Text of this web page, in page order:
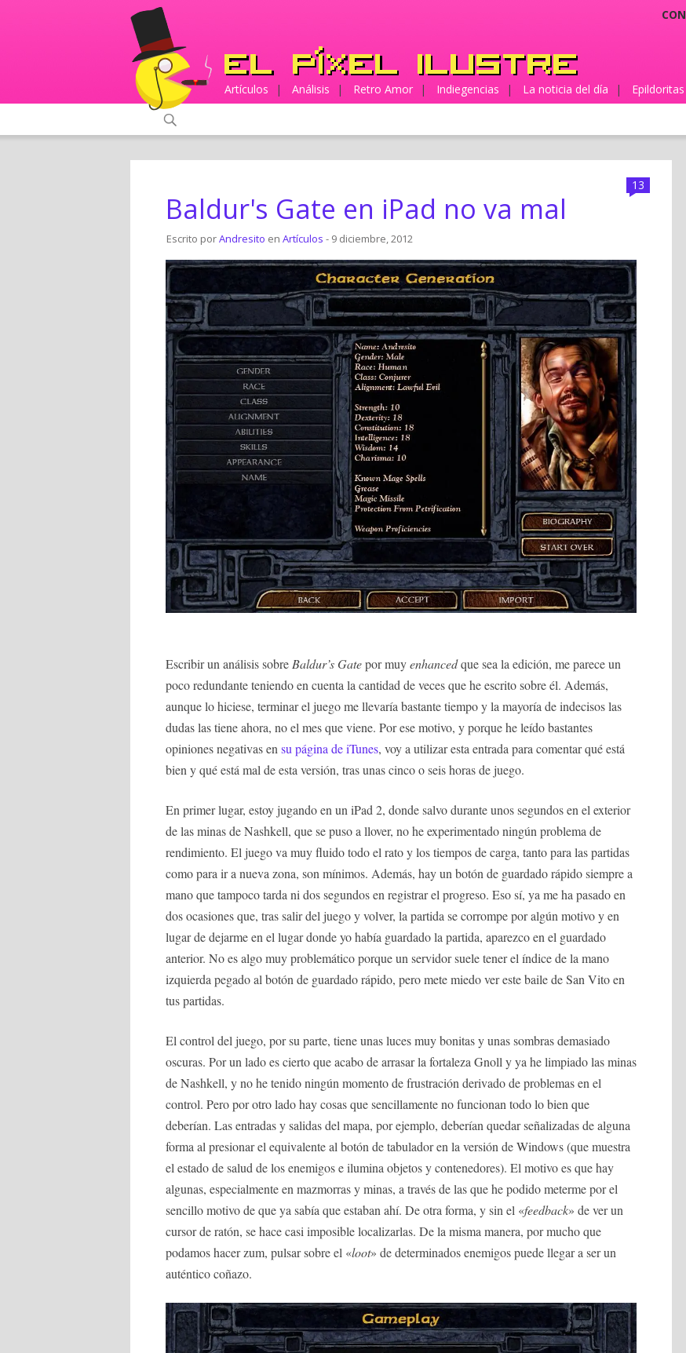
Artículos | Análisis | Retro Amor | Indiegencias | La noticia del día | Epildoritas
13
Baldur's Gate en iPad no va mal
Escrito porAndresito en Artículos - 9 diciembre, 2012
Escribir un análisis sobre Baldur’s Gatepor muyenhancedque sea la edición, me parece un
poco redundante teniendo en cuenta la cantidad de veces que he escrito sobre él. Además,
aunque lo hiciese, terminar el juego me llevaría bastante tiempo y la mayoría de indecisos las
dudas las tiene ahora, no el mes que viene. Por ese motivo, y porque he leído bastantes
opiniones negativas en su página de iTunes, voy a utilizar esta entrada para comentar qué está
bien y qué está mal de esta versión, tras unas cinco o seis horas de juego.
En primer lugar, estoy jugando en un iPad 2, donde salvo durante unos segundos en el exterior
de las minas de Nashkell, que se puso a llover, no he experimentado ningún problema de
rendimiento. El juego va muy fluido todo el rato y los tiempos de carga, tanto para las partidas
como para ir a nueva zona, son mínimos. Además, hay un botón de guardado rápido siempre a
mano que tampoco tarda ni dos segundos en registrar el progreso. Eso sí, ya me ha pasado en
dos ocasiones que, tras salir del juego y volver, la partida se corrompe por algún motivo y en
lugar de dejarme en el lugar donde yo había guardado la partida, aparezco en el guardado
anterior. No es algo muy problemático porque un servidor suele tener el índice de la mano
izquierda pegado al botón de guardado rápido, pero mete miedo ver este baile de San Vito en
tus partidas.
El control del juego, por su parte, tiene unas luces muy bonitas y unas sombras demasiado
oscuras. Por un lado es cierto que acabo de arrasar la fortaleza Gnoll y ya he limpiado las minas
de Nashkell, y no he tenido ningún momento de frustración derivado de problemas en el
control. Pero por otro lado hay cosas que sencillamente no funcionan todo lo bien que
deberían. Las entradas y salidas del mapa, por ejemplo, deberían quedar señalizadas de alguna
forma al presionar el equivalente al botón de tabulador en la versión de Windows (que muestra
el estado de salud de los enemigos e ilumina objetos y contenedores). El motivo es que hay
algunas, especialmente en mazmorras y minas, a través de las que he podido meterme por el
sencillo motivo de que ya sabía que estaban ahí. De otra forma, y sin el «feedback» de ver un
cursor de ratón, se hace casi imposible localizarlas. De la misma manera, por mucho que
podamos hacer zum, pulsar sobre el «loot» de determinados enemigos puede llegar a ser un
auténtico coñazo.